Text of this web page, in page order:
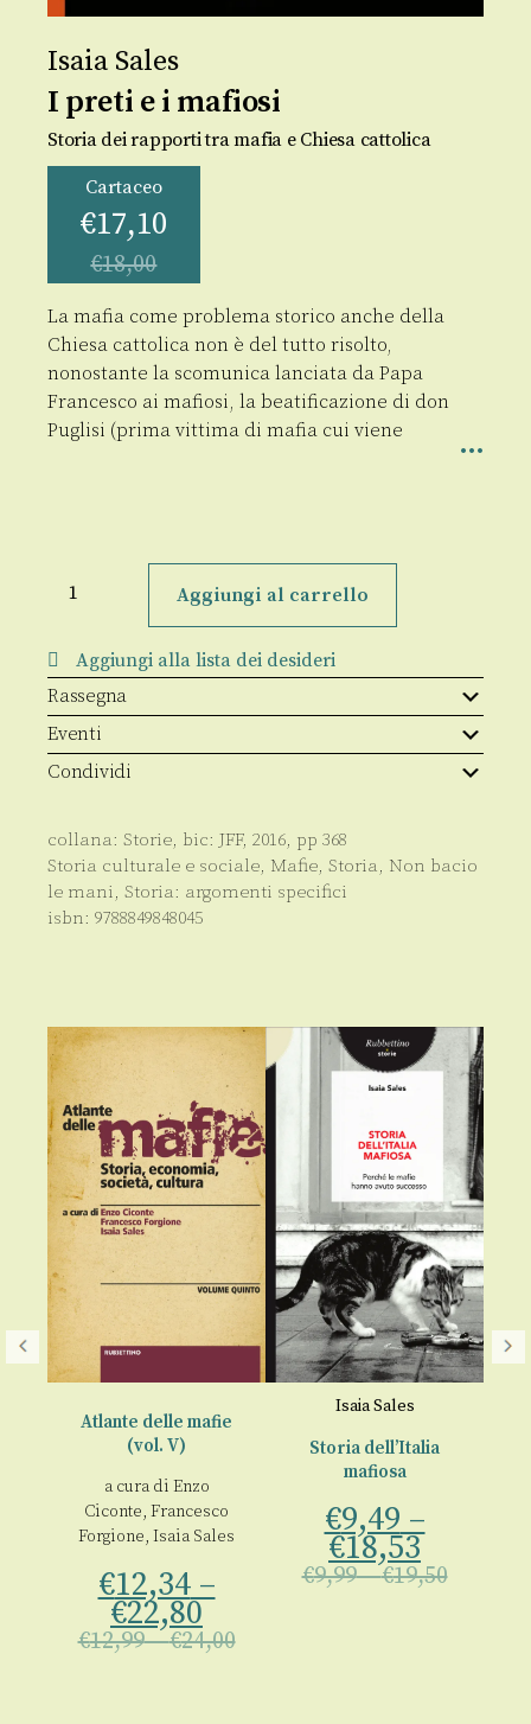
Isaia Sales
I preti e i mafiosi
Storia dei rapporti tra mafia e Chiesa cattolica
Cartaceo
€17,10
€18,00
La mafia come problema storico anche della
Chiesa cattolica non è del tutto risolto,
nonostante la scomunica lanciata da Papa
Francesco ai mafiosi, la beatificazione di don
Puglisi (prima vittima di mafia cui viene
preti
mafiosi
quantità
Aggiungi al carrello
Aggiungi alla lista dei desideri
Rassegna
Eventi
Condividi
collana: Storie, bic: JFF, 2016, pp 368
Storia culturale e sociale, Mafie, Storia, Non bacio
le mani, Storia: argomenti specifici
isbn: 9788849848045
Atlante delle mafie
(vol. V)
a cura di Enzo
Ciconte, Francesco
Forgione, Isaia Sales
€12,34–
€22,80
€12,99–€24,00
Isaia Sales
Storia dell’Italia
mafiosa
€9,49 –
€18,53
€9,99–€19,50